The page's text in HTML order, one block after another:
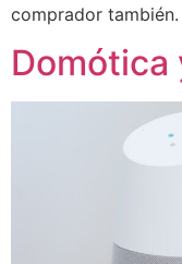
comprador también.
Domótica